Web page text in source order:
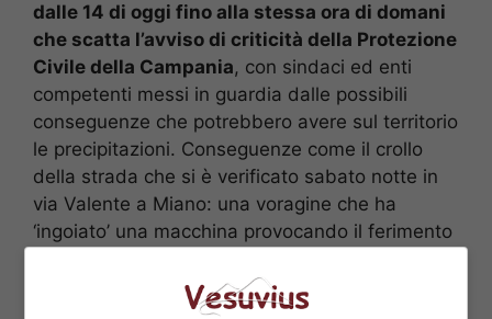
dalle 14 di oggi fino alla stessa ora di domani
che scatta l’avviso di criticità della Protezione
Civile della Campania, con sindaci ed enti
competenti messi in guardia dalle possibili
conseguenze che potrebbero avere sul territorio
le precipitazioni. Conseguenze come il crollo
della strada che si è verificato sabato notte in
via Valente a Miano: una voragine che ha
‘ingoiato’ una macchina provocando il ferimento